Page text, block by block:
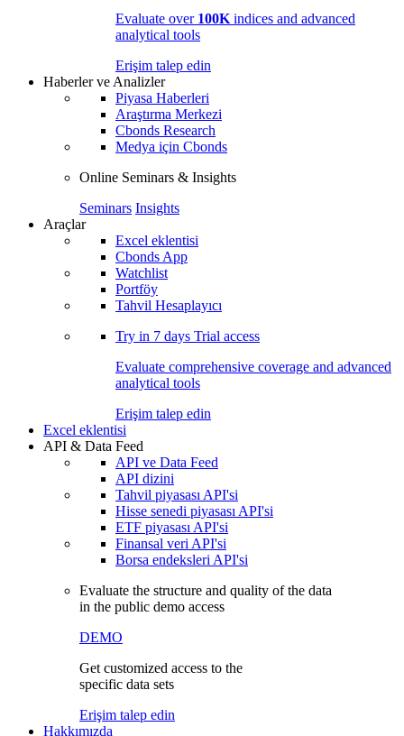
Evaluate over 100K indices and advanced
analytical tools
Erişim talep edin
Haberler ve Analizler
Piyasa Haberleri
Araştırma Merkezi
Cbonds Research
Medya için Cbonds
Online Seminars & Insights
Seminars Insights
Araçlar
Excel eklentisi
Cbonds App
Watchlist
Portföy
Tahvil Hesaplayıcı
Try in 7 days Trial access
Evaluate comprehensive coverage and advanced
analytical tools
Erişim talep edin
Excel eklentisi
API & Data Feed
API ve Data Feed
API dizini
Tahvil piyasası API'si
Hisse senedi piyasası API'si
ETF piyasası API'si
Finansal veri API'si
Borsa endeksleri API'si
Evaluate the structure and quality of the data
in the public demo access
DEMO
Get customized access to the
specific data sets
Erişim talep edin
Hakkımızda